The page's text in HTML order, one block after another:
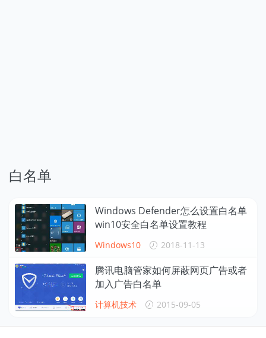
白名单
Windows Defender怎么设置白名单
win10安全白名单设置教程
Windows10 2018-11-13
腾讯电脑管家如何屏蔽网页广告或者
加入广告白名单
计算机技术 2015-09-05